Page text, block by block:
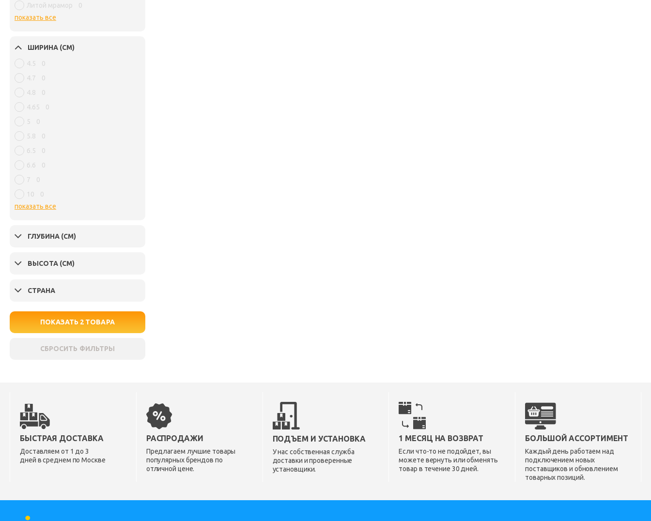
Литой мрамор
0
показать все
ШИРИНА (СМ)
4.5
0
4.7
0
4.8
0
4.65
0
5
0
5.8
0
6.5
0
6.6
0
7
0
10
0
показать все
ГЛУБИНА (СМ)
ВЫСОТА (СМ)
СТРАНА
ПОКАЗАТЬ 2 ТОВАРА
СБРОСИТЬ ФИЛЬТРЫ
БЫСТРАЯ ДОСТАВКА
Доставляем от 1 до 3
дней в среднем по Москве
РАСПРОДАЖИ
Предлагаем лучшие товары
популярных брендов по
отличной цене.
ПОДЪЕМ И УСТАНОВКА
У нас собственная служба
доставки и проверенные
установщики.
1 МЕСЯЦ НА ВОЗВРАТ
Если что-то не подойдет, вы
можете вернуть или обменять
товар в течение 30 дней.
БОЛЬШОЙ АССОРТИМЕНТ
Каждый день работаем над
подключением новых
поставщиков и обновлением
товарных позиций.